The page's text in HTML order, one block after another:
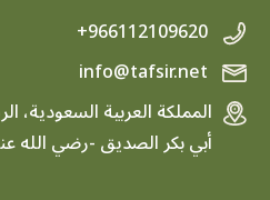
+966112109620
المملكة العربية
أبي بكر الصديق -رضي الله